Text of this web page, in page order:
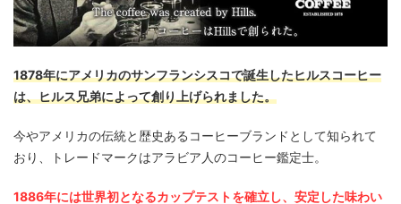
1878年にアメリカのサンフランシスコで誕生したヒルスコーヒー
は、ヒルス兄弟によって創り上げられました。
今やアメリカの伝統と歴史あるコーヒーブランドとして知られて
おり、トレードマークはアラビア人のコーヒー鑑定士。
1886年には世界初となるカップテストを確立し、安定した味わい